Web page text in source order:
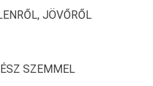
JÖVŐRŐL
SZEMMEL